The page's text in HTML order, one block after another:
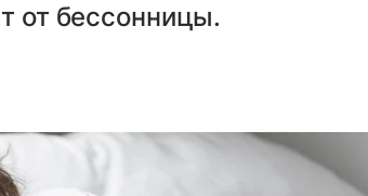
от бессонницы.